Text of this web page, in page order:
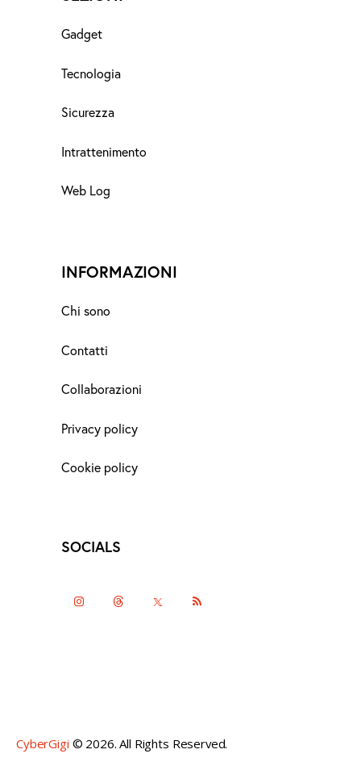
Gadget
Tecnologia
Sicurezza
Intrattenimento
Web Log
INFORMAZIONI
Chi sono
Contatti
Collaborazioni
Privacy policy
Cookie policy
SOCIALS
instagrammthreads twitter- rss
CyberGigi © 2026. All Rights Reserved.